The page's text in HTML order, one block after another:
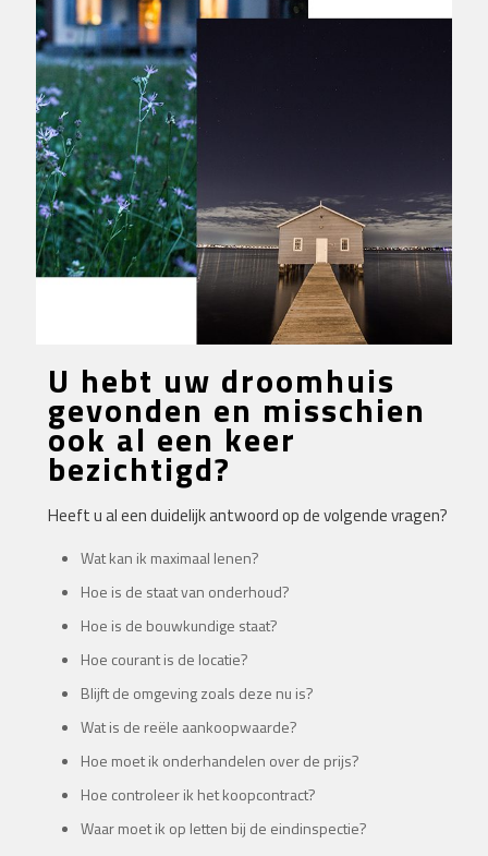
U hebt uw droomhuis
gevonden en misschien
ook al een keer
bezichtigd?
Heeft u al een duidelijk antwoord op de volgende vragen?
Wat kan ik maximaal lenen?
Hoe is de staat van onderhoud?
Hoe is de bouwkundige staat?
Hoe courant is de locatie?
Blijft de omgeving zoals deze nu is?
Wat is de reële aankoopwaarde?
Hoe moet ik onderhandelen over de prijs?
Hoe controleer ik het koopcontract?
Waar moet ik op letten bij de eindinspectie?